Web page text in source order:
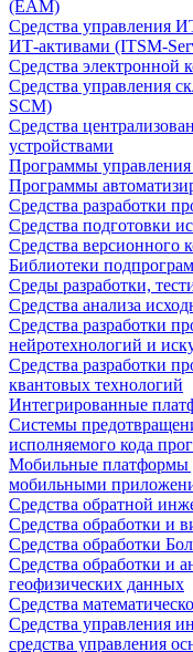
(EAM)
Средства управления
ИТ-активами (ITSM-
Средства электронной
Средства управления
SCM)
Средства
устройствами
Программы управления
Программы
Средства разработки
Средства подготовки
Средства версионного
Библиотеки
Среды разработки,
Средства анализа
Средства разработки
нейротехнологий и
Средства разработки
квантовых технологий
Интегрированные
Системы
исполняемого кода
Мобильные платформы
мобильными
Средства обратной
Средства обработки и
Средства обработки
Средства обработки и
геофизических данных
Средства
Средства управления
средства управления